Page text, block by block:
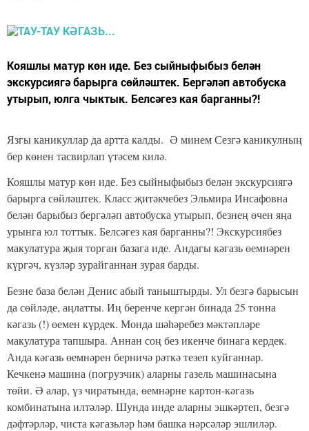
Кояшлы матур көн иде. Без сыйныфыбыз белән
экскурсиягә барырга сөйләштек. Бергәләп автобуска
утырып, юлга чыктык. Белсәгез кая барганны?!
Язгы каникуллар да артта калды. Ә минем Сезгә каникулның
бер көнен тасвирлап үтәсем килә.
Кояшлы матур көн иде. Без сыйныфыбыз белән экскурсиягә
барырга сөйләштек. Класс җитәкчебез Эльмира Инсафовна
белән барыбыз бергәләп автобуска утырып, безнең өчен яңа
урынга юл тоттык. Белсәгез кая барганны?! Экскурсиябез
макулатура җыя торган базага иде. Андагы кәгазь өемнәрен
күргәч, күзләр зурайганнан зурая барды.
Безне база белән Денис абый таныштырды. Ул безгә барысын
да сөйләде, аңлатты. Иң беренче кергән бинада 25 тонна
кәгазь (!) өемен күрдек. Монда шәһәребез мәктәпләре
макулатура тапшыра. Аннан соң без икенче бинага кердек.
Анда кәгазь өемнәрен берничә рәткә тезеп куйганнар.
Кечкенә машина (погрузчик) аларны газель машинасына
төйи. Ә алар, үз чиратында, өемнәрне картон-кәгазь
комбинатына илтәләр. Шунда инде аларны эшкәртеп, безгә
дәфтәрләр, чиста кәгазьләр һәм башка нәрсәләр эшлиләр.